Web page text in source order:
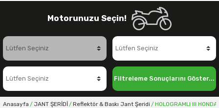
Motorunuzu Seçin!
Filtreleme Sonuçlarını Göster...
Anasayfa JANT ŞERİDİ Reflektör & Baskı Jant Şeridi HOLOGRAMLI III